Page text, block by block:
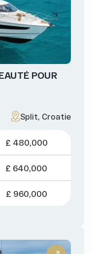
POUR
Split, Croatie
£ 480,000
£ 640,000
£ 960,000